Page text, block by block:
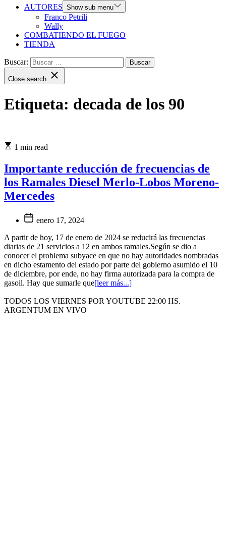
AUTORES Show sub menu
Franco Petrili
Wally
COMBATIENDO EL FUEGO
TIENDA
Buscar:
Close search
Etiqueta: decada de los 90
1 min read
Importante reducción de frecuencias de
los Ramales Diesel Merlo-Lobos Moreno-
Mercedes
enero 17, 2024
A partir de hoy, 17 de enero de 2024 se reducirá las frecuencias
diarias de 21 servicios a 12 en ambos ramales.Según se dio a
conocer el problema subyace en que no hay autoridades nombradas
en dicho estamento del estado por parte del gobierno asumido el 10
de diciembre, por ende, no hay firma autorizada para la compra de
gasoil. Hay que sumarle que[leer más...]
TODOS LOS VIERNES POR YOUTUBE 22:00 HS.
ARGENTUM EN VIVO